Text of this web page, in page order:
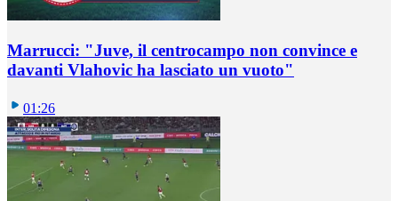
Marrucci: "Juve, il centrocampo non convince e
davanti Vlahovic ha lasciato un vuoto"
01:26